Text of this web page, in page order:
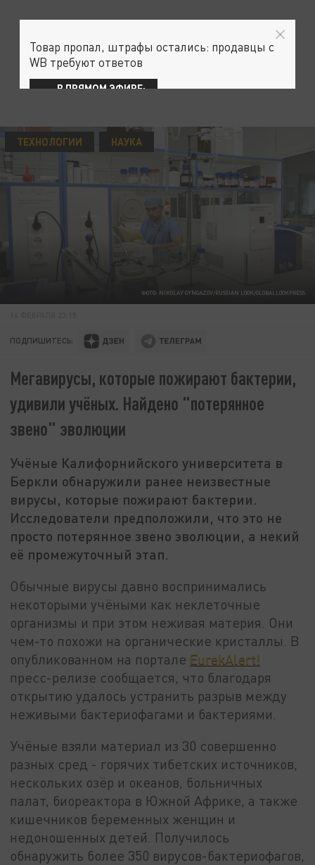
ФОТО: NIKOLAY GYNGAZOV/RUSSIAN LOOK/GLOBALLOOKPRESS
ТЕХНОЛОГИИ НАУКА
ПОДПИШИТЕСЬ:
Мегавирусы, которые пожирают бактерии,
удивили учёных. Найдено "потерянное
звено" эволюции
Учёные Калифорнийского университета в
Беркли обнаружили ранее неизвестные
вирусы, которые пожирают бактерии.
Исследователи предположили, что это не
просто потерянное звено эволюции, а некий
её промежуточный этап.
Обычные вирусы давно воспринимались
некоторыми учёными как неклеточные
организмы и при этом неживая материя. Они
чем-то похожи на органические кристаллы. В
опубликованном на портале EurekAlert!
пресс-релизе сообщается, что благодаря
открытию удалось устранить разрыв между
неживыми бактериофагами и бактериями.
Учёные взяли материал из 30 совершенно
разных сред - горячих тибетских источников,
нескольких озёр и океанов, больничных
палат, биореактора в Южной Африке, а также
кишечников беременных женщин и
недоношенных детей. Получилось
обнаружить более 350 вирусов-бактериофагов,
Товар пропал, штрафы остались: продавцы с
WB требуют ответов
В ПРЯМОМ ЭФИРЕ: